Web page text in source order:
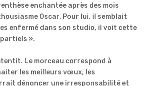
enchantée après des mois
Oscar. Pour lui, il semblait
enfermé dans son studio, il voit cette
partiels ».
Le morceau correspond à
les meilleurs vœux, les
dénoncer une irresponsabilité et